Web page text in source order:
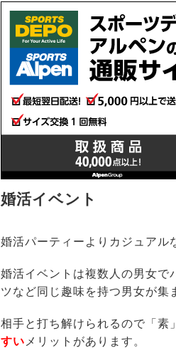
婚活イベント
婚活パーティーよりカジュアル
婚活イベントは複数人の男女で
ツなど同じ趣味を持つ男女が集
相手と打ち解けられるので「素
すい メリットがあります。